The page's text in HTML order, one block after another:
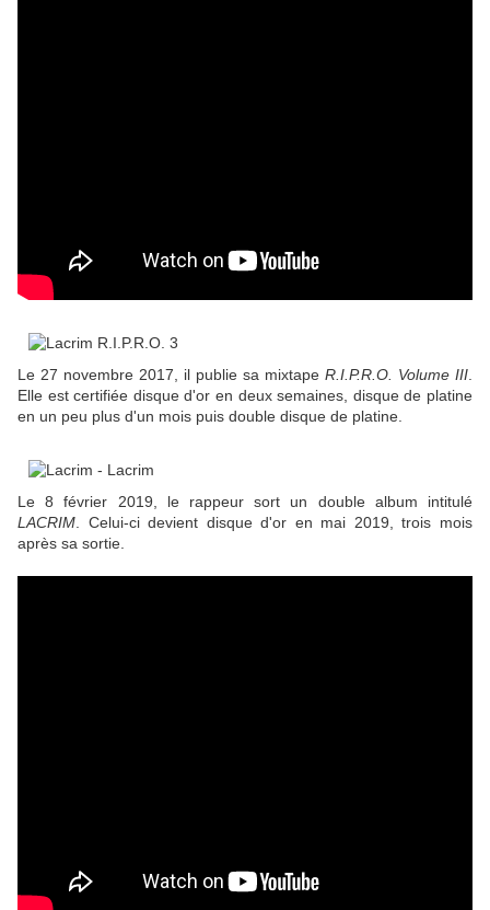
Le 27 novembre 2017, il publie sa mixtape R.I.P.R.O. Volume III
Elle est certifiée disque d'or en deux semaines, disque de platine
en un peu plus d'un mois puis double disque de platine.
Le 8 février 2019, le rappeur sort un double album intitulé
LACRIM . Celui-ci devient disque d'or en mai 2019, trois mois
après sa sortie.